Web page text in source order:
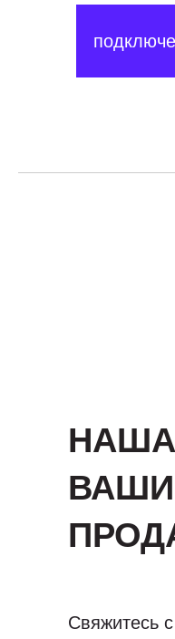
ВАШИ
Свяжитесь